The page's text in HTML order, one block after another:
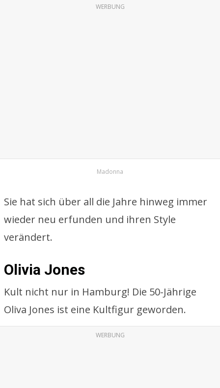
WERBUNG
Madonna
Sie hat sich über all die Jahre hinweg immer
wieder neu erfunden und ihren Style
verändert.
Olivia Jones
Kult nicht nur in Hamburg! Die 50-Jährige
Oliva Jones ist eine Kultfigur geworden.
WERBUNG